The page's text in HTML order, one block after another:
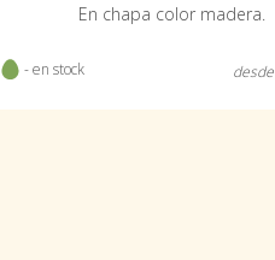
En chapa color madera.
- en stock desde